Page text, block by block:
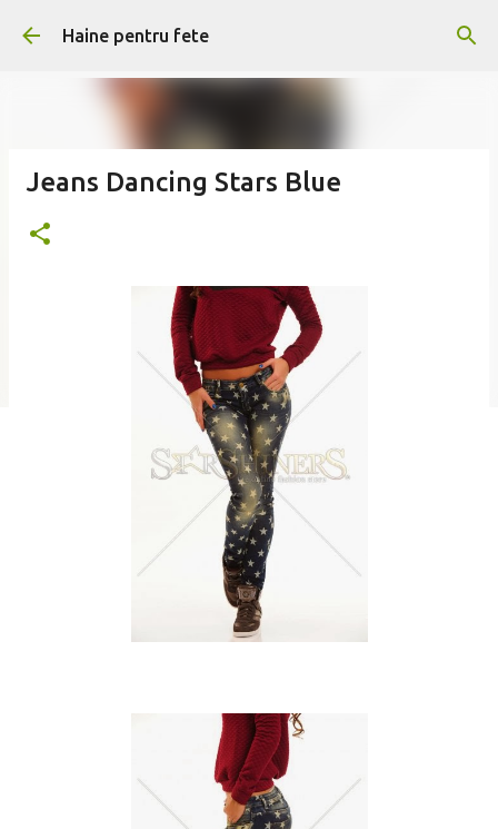
Treceți la conținutul principal
Haine pentru fete
Jeans Dancing Stars Blue